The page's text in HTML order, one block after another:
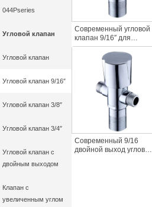
044Pseries
Угловой клапан
Угловой клапан
Угловой клапан 9/16″
Угловой клапан 3/8″
Угловой клапан 3/4″
Угловой клапан с
двойным выходом
Клапан с
увеличенным углом
Современный угловой
клапан 9/16″ для
ванной комнаты из
прочной латуни и цинка
для гостиничных
смесителей
Современный 9/16
двойной выход угловой